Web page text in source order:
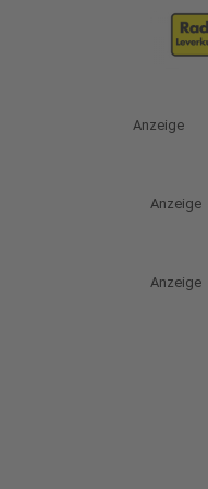
Anzeige
Anzeige
Anzeige